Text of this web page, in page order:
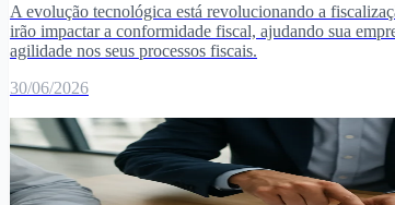
A evolução tecnológica está revolucionando a
irão impactar a conformidade fiscal, ajudando sua
agilidade nos seus processos fiscais.
30/06/2026